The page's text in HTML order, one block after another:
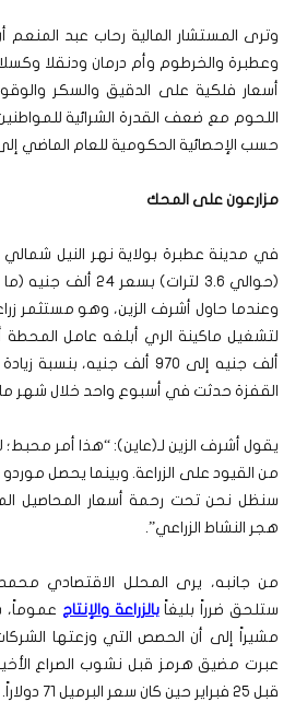
وترى المستشار المالية رحاب عبد
وعطبرة والخرطوم وأم درمان ودنقلا
أسعار فلكية على الدقيق والسكر
اللحوم مع ضعف القدرة الشرائية
حسب الإحصائية الحكومية للعام الماضي إلى
مزارعون على المحك
في مدينة عطبرة بولاية نهر النيل شمالي
القفزة حدثت في أسبوع واحد خلال شهر
يقول أشرف الزين لـ(عاين): “هذا أمر محبط؛
من القيود على الزراعة. وبينما يحصل
سنظل نحن تحت رحمة أسعار المحاصيل
هجر النشاط الزراعي”.
من جانبه، يرى المحلل الاقتصادي
ستلحق ضرراً بليغاًبالزراعة والإنتاج عموماً،
مشيراً إلى أن الحصص التي وزعتها
عبرت مضيق هرمز قبل نشوب الصراع
قبل 25 فبراير حين كان سعر البرميل 71 دولاراً.